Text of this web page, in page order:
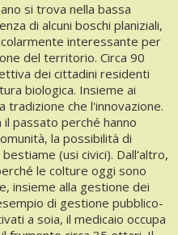
si trova nella bassa
di alcuni boschi planiziali,
interessante per
del territorio. Circa 90
dei cittadini residenti
biologica. Insieme ai
tradizione che l'innovazione.
il passato perché hanno
la possibilità di
(usi civici). Dall'altro,
le colture oggi sono
insieme alla gestione dei
di gestione pubblico-
a soia, il medicaio occupa